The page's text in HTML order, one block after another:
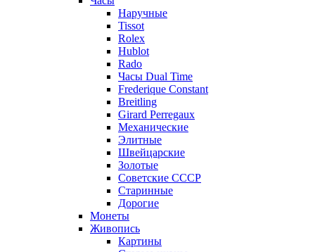
Наручные
Tissot
Rolex
Hublot
Rado
Часы Dual Time
Frederique Constant
Breitling
Girard Perregaux
Механические
Элитные
Швейцарские
Золотые
Советские СССР
Старинные
Дорогие
Монеты
Живопись
Картины